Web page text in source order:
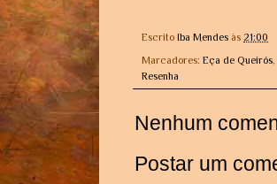
Escrito Iba Mendes às 21:00
Marcadores: Eça de Queirós,
Resenha
Nenhum
Postar um